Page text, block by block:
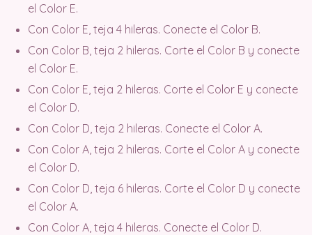
el Color E.
Con Color E, teja 4 hileras. Conecte el Color B.
Con Color B, teja 2 hileras. Corte el Color B y conecte
el Color E.
Con Color E, teja 2 hileras. Corte el Color E y conecte
el Color D.
Con Color D, teja 2 hileras. Conecte el Color A.
Con Color A, teja 2 hileras. Corte el Color A y conecte
el Color D.
Con Color D, teja 6 hileras. Corte el Color D y conecte
el Color A.
Con Color A, teja 4 hileras. Conecte el Color D.